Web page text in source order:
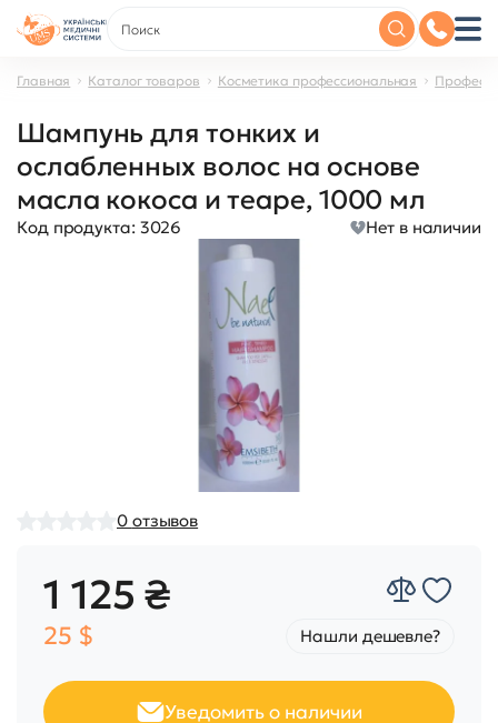
Главная Каталог товаров Косметика профессиональная
Шампунь для тонких и
ослабленных волос на основе
масла кокоса и теаре, 1000 мл
Код продукта: 3026 Нет в наличии
0 отзывов
1 125 ₴
25 $ Нашли дешевле?
Уведомить о наличии